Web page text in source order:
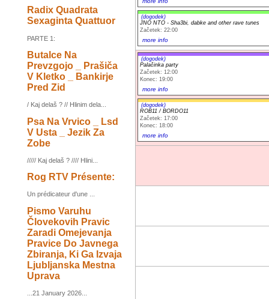
Radix Quadrata
Sexaginta Quattuor
PARTE 1:
Butalce Na
Prevzgojo _ Prašiča
V Kletko _ Bankirje
Pred Zid
/ Kaj delaš ? // Hlinim dela...
Psa Na Vrvico _ Lsd
V Usta _ Jezik Za
Zobe
///// Kaj delaš ? //// Hlini...
Rog RTV Présente:
Un prédicateur d'une ...
Pismo Varuhu
Človekovih Pravic
Zaradi Omejevanja
Pravice Do Javnega
Zbiranja, Ki Ga Izvaja
Ljubljanska Mestna
Uprava
...21 January 2026...
(dogodek)
JNO NTO - Sha3bi, dabke and other rave tunes
Začetek: 22:00
more info
(dogodek)
Palačinka party
Začetek: 12:00
Konec: 19:00
more info
(dogodek)
ROB11 / BORDO11
Začetek: 17:00
Konec: 18:00
more info